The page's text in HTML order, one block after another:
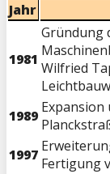
Jahr
1981
Gründung
Wilfried
1989 Expansion
1997 Fertigung